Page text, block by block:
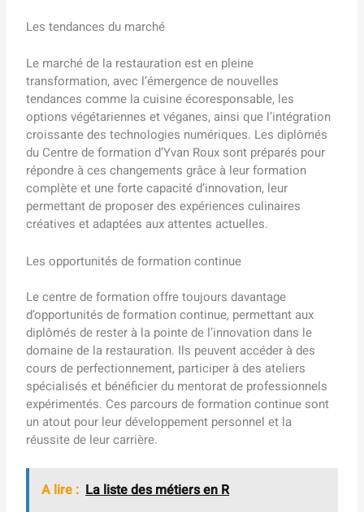
Les tendances du marché
Le marché de la restauration est en pleine
transformation, avec l’émergence de nouvelles
tendances comme la cuisine écoresponsable, les
options végétariennes et véganes, ainsi que l’intégration
croissante des technologies numériques. Les diplômés
du Centre de formation d’Yvan Roux sont préparés pour
répondre à ces changements grâce à leur formation
complète et une forte capacité d’innovation, leur
permettant de proposer des expériences culinaires
créatives et adaptées aux attentes actuelles.
Les opportunités de formation continue
Le centre de formation offre toujours davantage
d’opportunités de formation continue, permettant aux
diplômés de rester à la pointe de l’innovation dans le
domaine de la restauration. Ils peuvent accéder à des
cours de perfectionnement, participer à des ateliers
spécialisés et bénéficier du mentorat de professionnels
expérimentés. Ces parcours de formation continue sont
un atout pour leur développement personnel et la
réussite de leur carrière.
A lire : La liste des métiers en R